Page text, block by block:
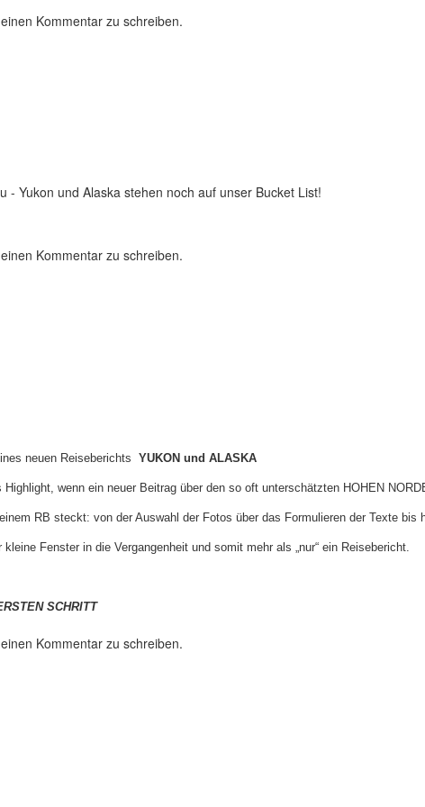
Kommentar zu schreiben.
- Yukon und Alaska stehen noch auf unser Bucket List!
Kommentar zu schreiben.
neuen Reiseberichts YUKON und ALASKA
wenn ein neuer Beitrag über den so oft unterschätzten HOHEN
RB steckt: von der Auswahl der Fotos über das Formulieren der Texte bis
Fenster in die Vergangenheit und somit mehr als „nur“ ein Reisebericht.
SCHRITT
Kommentar zu schreiben.